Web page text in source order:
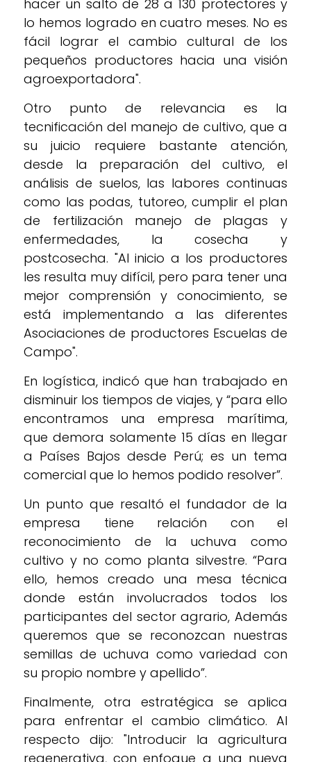
hacer un salto de 28 a 130 protectores y
lo hemos logrado en cuatro meses. No es
fácil lograr el cambio cultural de los
pequeños productores hacia una visión
agroexportadora".
Otro punto de relevancia es la
tecnificación del manejo de cultivo, que a
su juicio requiere bastante atención,
desde la preparación del cultivo, el
análisis de suelos, las labores continuas
como las podas, tutoreo, cumplir el plan
de fertilización manejo de plagas y
enfermedades, la cosecha y
postcosecha. "Al inicio a los productores
les resulta muy difícil, pero para tener una
mejor comprensión y conocimiento, se
está implementando a las diferentes
Asociaciones de productores Escuelas de
Campo".
En logística, indicó que han trabajado en
disminuir los tiempos de viajes, y “para ello
encontramos una empresa marítima,
que demora solamente 15 días en llegar
a Países Bajos desde Perú; es un tema
comercial que lo hemos podido resolver”.
Un punto que resaltó el fundador de la
empresa tiene relación con el
reconocimiento de la uchuva como
cultivo y no como planta silvestre. “Para
ello, hemos creado una mesa técnica
donde están involucrados todos los
participantes del sector agrario, Además
queremos que se reconozcan nuestras
semillas de uchuva como variedad con
su propio nombre y apellido”.
Finalmente, otra estratégica se aplica
para enfrentar el cambio climático. Al
respecto dijo: "Introducir la agricultura
regenerativa, con enfoque a una nueva